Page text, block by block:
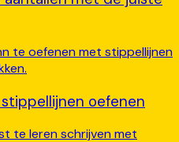
oefenen